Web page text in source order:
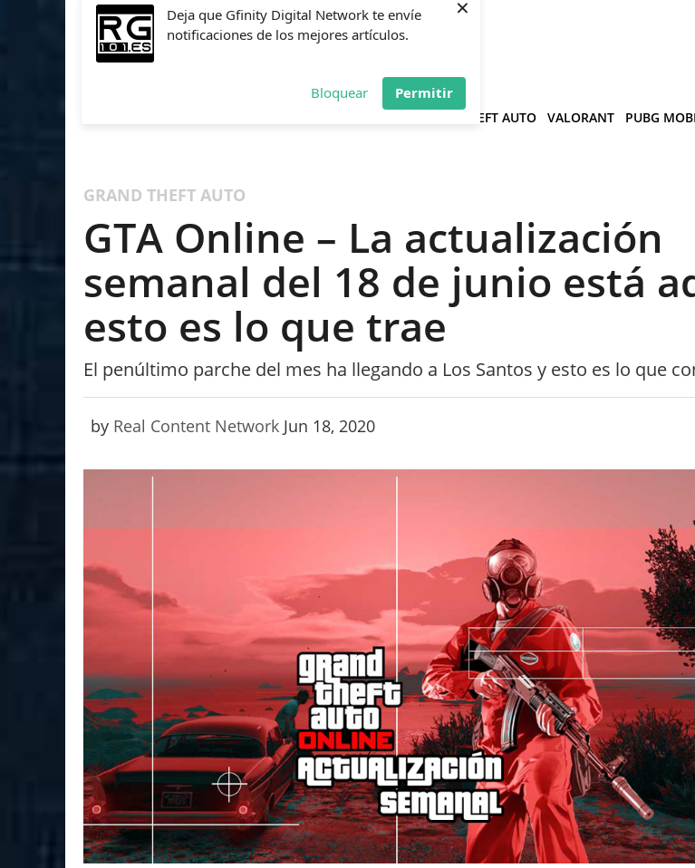
Deja que Gfinity Digital Network te envíe
notificaciones de los mejores artículos.
Bloquear Permitir
×
GRAND THEFT AUTO VALORANT PUBG
GRAND THEFT AUTO
GTA Online – La actualización
semanal del 18 de junio está
esto es lo que trae
El penúltimo parche del mes ha llegando a Los Santos y esto es lo que
by Real Content Network Jun 18, 2020